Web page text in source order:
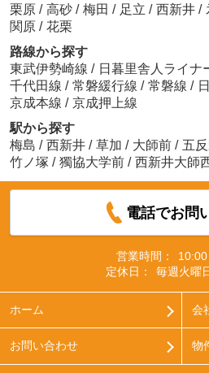
栗原 / 高砂 / 梅田 / 足立 / 西新井 /
関原 / 花栗
路線から探す
東武伊勢崎線 / 日暮里舎人ライナ
千代田線 / 常磐緩行線 / 常磐線 /
京成本線 / 京成押上線
駅から探す
梅島 / 西新井 / 草加 / 大師前 / 五
竹ノ塚 / 獨協大学前 / 西新井大師
電話でお問
営業時間：
定休日：
毎週火曜
ホーム 会
お問い合わせ 物